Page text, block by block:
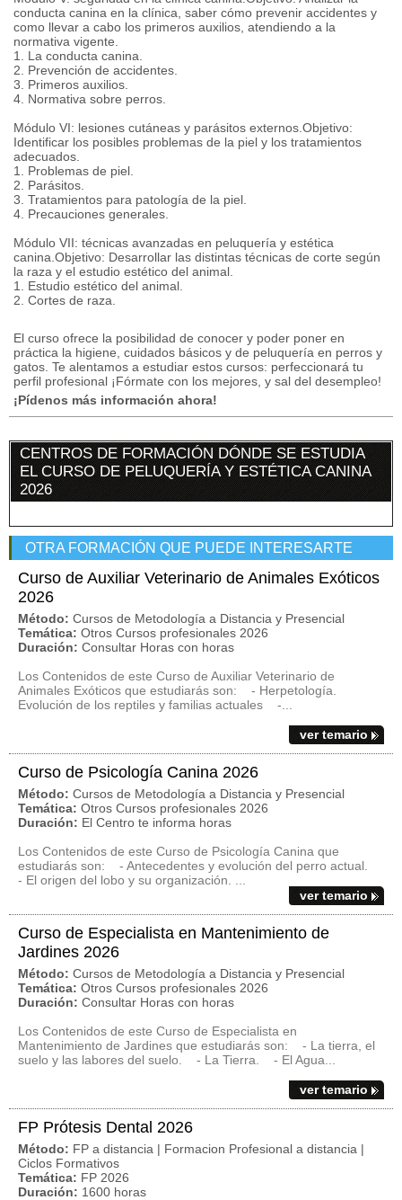
conducta canina en la clínica, saber cómo prevenir accidentes y
como llevar a cabo los primeros auxilios, atendiendo a la
normativa vigente.
1. La conducta canina.
2. Prevención de accidentes.
3. Primeros auxilios.
4. Normativa sobre perros.
Módulo VI: lesiones cutáneas y parásitos externos.Objetivo:
Identificar los posibles problemas de la piel y los tratamientos
adecuados.
1. Problemas de piel.
2. Parásitos.
3. Tratamientos para patología de la piel.
4. Precauciones generales.
Módulo VII: técnicas avanzadas en peluquería y estética
canina.Objetivo: Desarrollar las distintas técnicas de corte según
la raza y el estudio estético del animal.
1. Estudio estético del animal.
2. Cortes de raza.
El curso ofrece la posibilidad de conocer y poder poner en
práctica la higiene, cuidados básicos y de peluquería en perros y
gatos. Te alentamos a estudiar estos cursos: perfeccionará tu
perfil profesional ¡Fórmate con los mejores, y sal del desempleo!
¡Pídenos más información ahora!
CENTROS DE FORMACIÓN DÓNDE SE ESTUDIA
EL CURSO DE PELUQUERÍA Y ESTÉTICA CANINA
2026
OTRA FORMACIÓN QUE PUEDE INTERESARTE
Curso de Auxiliar Veterinario de Animales Exóticos
2026
Método: Cursos de Metodología a Distancia y Presencial
Temática: Otros Cursos profesionales 2026
Duración: Consultar Horas con horas
Los Contenidos de este Curso de Auxiliar Veterinario de
Animales Exóticos que estudiarás son: - Herpetología.
Evolución de los reptiles y familias actuales -...
ver temario
Curso de Psicología Canina 2026
Método: Cursos de Metodología a Distancia y Presencial
Temática: Otros Cursos profesionales 2026
Duración: El Centro te informa horas
Los Contenidos de este Curso de Psicología Canina que
estudiarás son: - Antecedentes y evolución del perro actual.
- El origen del lobo y su organización. ...
ver temario
Curso de Especialista en Mantenimiento de
Jardines 2026
Método: Cursos de Metodología a Distancia y Presencial
Temática: Otros Cursos profesionales 2026
Duración: Consultar Horas con horas
Los Contenidos de este Curso de Especialista en
Mantenimiento de Jardines que estudiarás son: - La tierra, el
suelo y las labores del suelo. - La Tierra. - El Agua...
ver temario
FP Prótesis Dental 2026
Método: FP a distancia | Formacion Profesional a distancia |
Ciclos Formativos
Temática: FP 2026
Duración: 1600 horas